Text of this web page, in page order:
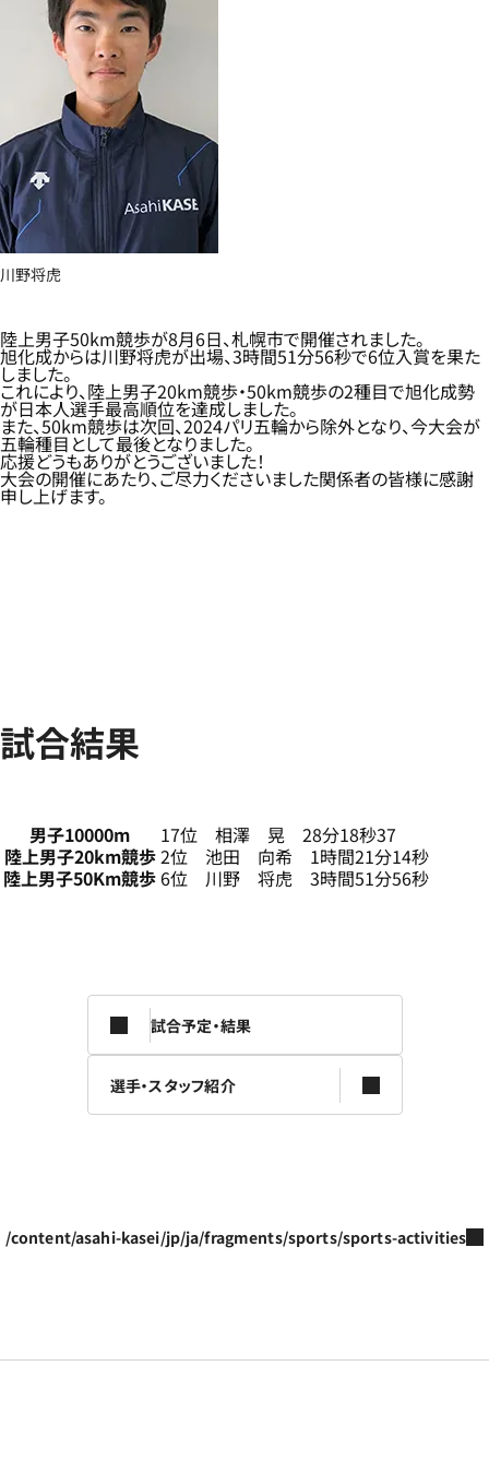
川野将虎
陸上男子50km競歩が8月6日、札幌市で開催されました。
旭化成からは川野将虎が出場、3時間51分56秒で6位入賞を果た
しました。
これにより、陸上男子20km競歩・50km競歩の2種目で旭化成勢
が日本人選手最高順位を達成しました。
また、50km競歩は次回、2024パリ五輪から除外となり、今大会が
五輪種目として最後となりました。
応援どうもありがとうございました！
大会の開催にあたり、ご尽力くださいました関係者の皆様に感謝
申し上げます。
試合結果
男子10000m
17位 相澤 晃 28分18秒37
陸上男子20km競歩2位 池田 向希 1時間21分14秒
陸上男子50Km競歩 6位 川野 将虎 3時間51分56秒
試合予定・結果
選手・スタッフ紹介
/content/asahi-kasei/jp/ja/fragments/sports/sports-activities